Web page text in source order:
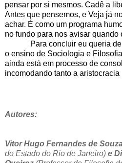
pensar por si mesmos. Cadê a
Antes que pensemos, e Veja já
achar. É como um programa
no fundo para nos avisar quando
Para concluir eu queria
o ensino de Sociologia e
ainda está em processo de
incomodando tanto a
Autores:
Vitor Hugo Fernandes de Souza
do Estado do Rio de Janeiro) e